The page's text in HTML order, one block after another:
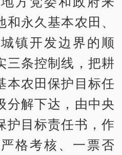
永久基本农田、
镇开发边界的顺
三条控制线，把耕
本农田保护目标任
分解下达，由中央
护目标责任书，作
格考核、一票否